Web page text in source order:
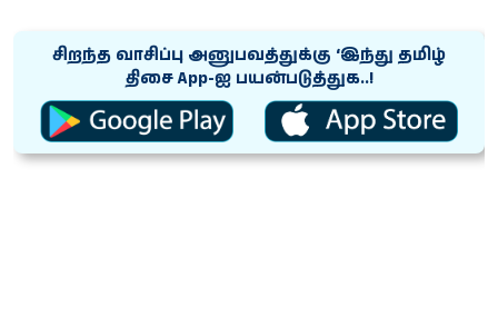
சிறந்த வாசிப்பு அனுபவத்துக்கு ‘இந்து தமிழ்
திசை App-ஐ பயன்படுத்துக..!